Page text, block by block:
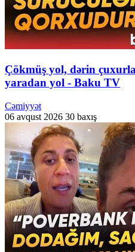
Çökmüş yol, dərin
yaradan yol - Baku TV
Cəmiyyət
06 avqust 2026 30 baxış